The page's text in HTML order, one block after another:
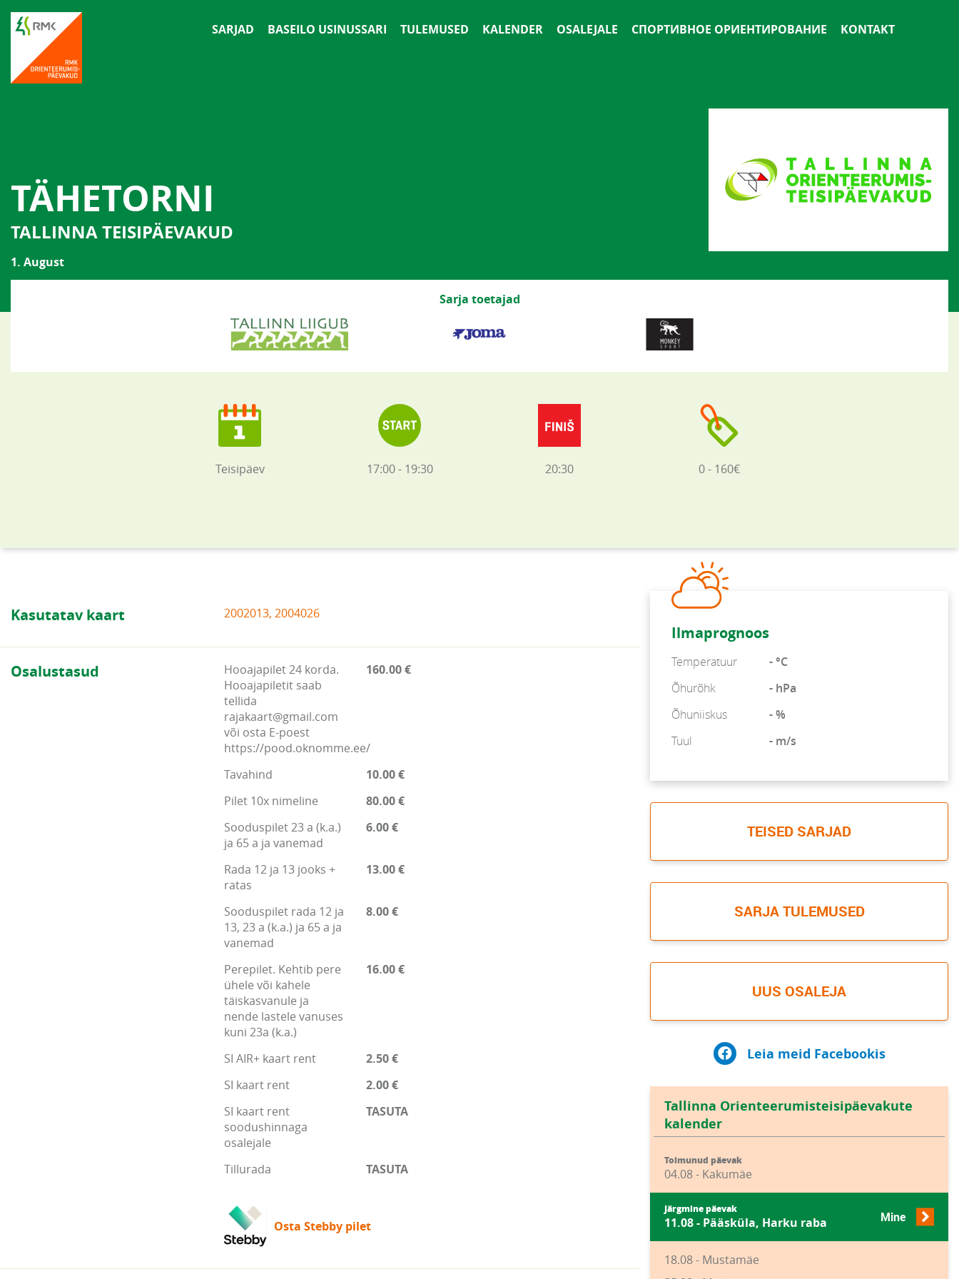
SARJAD BASEILO USINUSSARI TULEMUSED KALENDER OSALEJALE СПОРТИВНОЕ ОРИЕНТИРОВАНИЕ KONTAKT
TÄHETORNI
TALLINNA TEISIPÄEVAKUD
1. August
Sarja toetajad
Teisipäev 17:00 - 19:30 20:30 0 - 160€
Kasutatav kaart 2002013, 2004026
Osalustasud
Hooajapilet 24 korda.
Hooajapiletit saab
tellida
rajakaart@gmail.com
või osta E-poest
https://pood.oknomme.ee/
160.00 €
Tavahind
10.00 €
Pilet 10x nimeline
80.00 €
Sooduspilet 23 a (k.a.)
ja 65 a ja vanemad
6.00 €
Rada 12 ja 13 jooks +
ratas
13.00 €
Sooduspilet rada 12 ja
13, 23 a (k.a.) ja 65 a ja
vanemad
8.00 €
Perepilet. Kehtib pere
ühele või kahele
täiskasvanule ja
nende lastele vanuses
kuni 23a (k.a.)
16.00 €
SI AIR+ kaart rent
2.50 €
SI kaart rent
2.00 €
SI kaart rent
soodushinnaga
osalejale
TASUTA
Tillurada TASUTA
Osta Stebby pilet
Ilmaprognoos
Temperatuur
- °C
Õhurõhk
- hPa
Õhuniiskus
- %
Tuul
- m/s
TEISED SARJAD
SARJA TULEMUSED
UUS OSALEJA
Leia meid Facebookis
Tallinna Orienteerumisteisipäevakute
kalender
Toimunud päevak
04.08 - Kakumäe
Järgmine päevak
11.08 - Pääsküla, Harku raba Mine
18.08 - Mustamäe